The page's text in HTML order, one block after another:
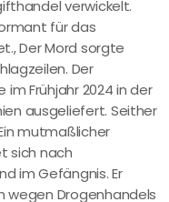
verwickelt.
für das
Der Mord sorgte
Der
Frühjahr 2024 in der
ausgeliefert. Seither
mutmaßlicher
sich nach
im Gefängnis. Er
wegen Drogenhandels